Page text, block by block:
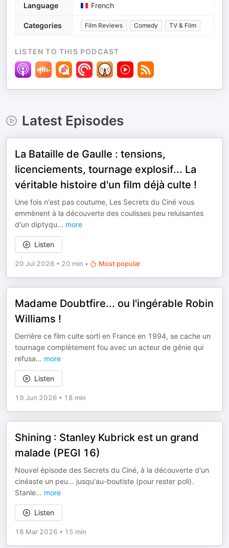
Language French
Categories Film Reviews Comedy TV & Film
LISTEN TO THIS PODCAST
Latest Episodes
La Bataille de Gaulle : tensions,
licenciements, tournage explosif... La
véritable histoire d'un film déjà culte !
Une fois n'est pas coutume, Les Secrets du Ciné vous
emmènent à la découverte des coulisses peu reluisantes
d'un diptyqu... more
Listen
20 Jul 2026 • 20 min • Most popular
Madame Doubtfire... ou l'ingérable Robin
Williams !
Derrière ce film culte sorti en France en 1994, se cache un
tournage complètement fou avec un acteur de génie qui
refusa... more
Listen
19 Jun 2026 • 18 min
Shining : Stanley Kubrick est un grand
malade (PEGI 16)
Nouvel épisode des Secrets du Ciné, à la découverte d'un
cinéaste un peu... jusqu'au-boutiste (pour rester poli).
Stanle... more
Listen
18 Mar 2026 • 15 min